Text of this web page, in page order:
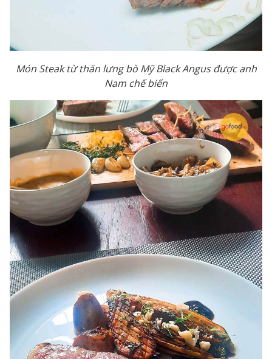
Món Steak từ thăn lưng bò Mỹ Black Angus được anh
Nam chế biến